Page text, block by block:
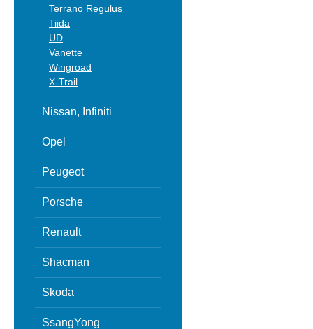
Terrano Regulus
Tiida
UD
Vanette
Wingroad
X-Trail
Nissan, Infiniti
Opel
Peugeot
Porsche
Renault
Shacman
Skoda
SsangYong